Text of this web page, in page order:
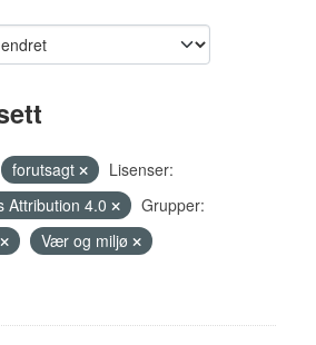
forutsagt
Lisenser:
Attribution 4.0
Grupper:
Vær og miljø